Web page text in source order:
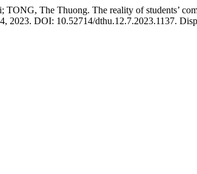
The Thuong. The reality of students’
2023. DOI: 10.52714/dthu.12.7.2023.1137.